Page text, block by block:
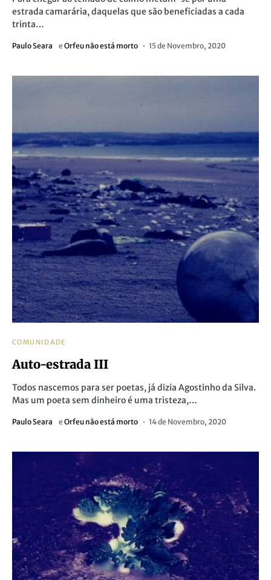
estrada camarária, daquelas que são beneficiadas a cada
trinta…
Paulo Seara e Orfeu não está morto 15 de Novembro, 2020
COMUNIDADE
Auto-estrada III
Todos nascemos para ser poetas, já dizia Agostinho da Silva.
Mas um poeta sem dinheiro é uma tristeza,…
Paulo Seara e Orfeu não está morto 14 de Novembro, 2020